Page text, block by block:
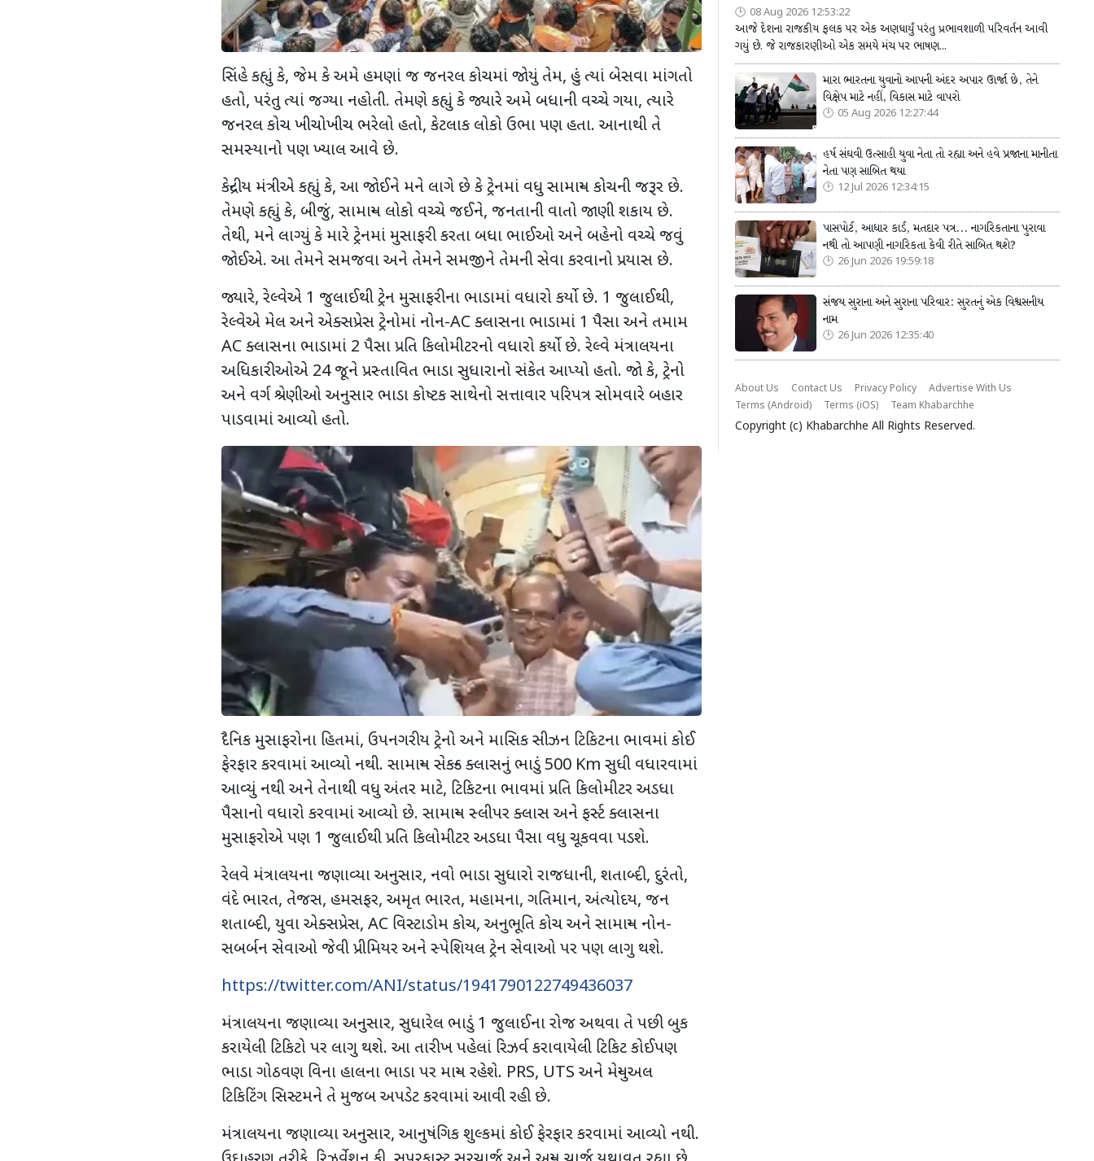
સિંહે કહ્યું કે, જેમ કે અમે હમણાં જ જનરલ કોચમાં જોયું તેમ, હું ત્યાં બેસવા માંગતો
હતો, પરંતુ ત્યાં જગ્યા નહોતી. તેમણે કહ્યું કે જ્યારે અમે બધાની વચ્ચે ગયા, ત્યારે
જનરલ કોચ ખીચોખીચ ભરેલો હતો, કેટલાક લોકો ઉભા પણ હતા. આનાથી તે
સમસ્યાનો પણ ખ્યાલ આવે છે.
કેન્દ્રીય મંત્રીએ કહ્યું કે, આ જોઈને મને લાગે છે કે ટ્રેનમાં વધુ સામાન્ય કોચની જરૂર છે.
તેમણે કહ્યું કે, બીજું, સામાન્ય લોકો વચ્ચે જઈને, જનતાની વાતો જાણી શકાય છે.
તેથી, મને લાગ્યું કે મારે ટ્રેનમાં મુસાફરી કરતા બધા ભાઈઓ અને બહેનો વચ્ચે જવું
જોઈએ. આ તેમને સમજવા અને તેમને સમજીને તેમની સેવા કરવાનો પ્રયાસ છે.
જ્યારે, રેલ્વેએ 1 જુલાઈથી ટ્રેન મુસાફરીના ભાડામાં વધારો કર્યો છે. 1 જુલાઈથી,
રેલ્વેએ મેલ અને એક્સપ્રેસ ટ્રેનોમાં નોન-ACક્લાસના ભાડામાં 1 પૈસા અને તમામ
ACક્લાસના ભાડામાં 2 પૈસા પ્રતિ કિલોમીટરનો વધારો કર્યો છે. રેલ્વે મંત્રાલયના
અધિકારીઓએ 24જૂને પ્રસ્તાવિત ભાડા સુધારાનો સંકેત આપ્યો હતો. જો કે, ટ્રેનો
અને વર્ગ શ્રેણીઓ અનુસાર ભાડા કોષ્ટક સાથેનો સત્તાવાર પરિપત્ર સોમવારે બહાર
પાડવામાં આવ્યો હતો.
દૈનિક મુસાફરોના હિતમાં, ઉપનગરીય ટ્રેનો અને માસિક સીઝન ટિકિટના ભાવમાં કોઈ
ફેરફાર કરવામાં આવ્યો નથી. સામાન્ય સેકન્ડ ક્લાસનું ભાડું500 Km સુધી વધારવામાં
આવ્યું નથી અને તેનાથી વધુ અંતર માટે, ટિકિટના ભાવમાં પ્રતિ કિલોમીટર અડધા
પૈસાનો વધારો કરવામાં આવ્યો છે. સામાન્ય સ્લીપર ક્લાસ અને ફર્સ્ટ ક્લાસના
મુસાફરોએ પણ 1 જુલાઈથી પ્રતિ કિલોમીટર અડધા પૈસા વધુ ચૂકવવા પડશે.
રેલવે મંત્રાલયના જણાવ્યા અનુસાર, નવો ભાડા સુધારો રાજધાની, શતાબ્દી, દુરંતો,
વંદે ભારત, તેજસ, હમસફર, અમૃત ભારત, મહામના, ગતિમાન, અંત્યોદય, જન
શતાબ્દી, યુવા એક્સપ્રેસ, AC વિસ્ટાડોમ કોચ, અનુભૂતિ કોચ અને સામાન્ય નોન-
સબર્બન સેવાઓ જેવી પ્રીમિયર અને સ્પેશિયલ ટ્રેન સેવાઓ પર પણ લાગુ થશે.
https://twitter.com/ANI/status/1941790122749436037
મંત્રાલયના જણાવ્યા અનુસાર, સુધારેલ ભાડું1 જુલાઈના રોજ અથવા તે પછી બુક
કરાયેલી ટિકિટો પર લાગુ થશે. આ તારીખ પહેલાં રિઝર્વ કરાવાયેલી ટિકિટ કોઈપણ
ભાડા ગોઠવણ વિના હાલના ભાડા પર માન્ય રહેશે. PRS, UTS અને મેન્યુઅલ
ટિકિટિંગ સિસ્ટમને તે મુજબ અપડેટ કરવામાં આવી રહી છે.
મંત્રાલયના જણાવ્યા અનુસાર, આનુષંગિક શુલ્કમાં કોઈ ફેરફાર કરવામાં આવ્યો નથી.
08 Aug 2026 12:53:22
આજે દેશના રાજકીય ફલક પર એક અણધાર્યું પરંતુ પ્રભાવશાળી પરિવર્તન આવી
ગયું છે. જે રાજકારણીઓ એક સમયે મંચ પર ભાષણ...
મારા ભારતના યુવાનો આપની અંદર અપાર ઊર્જા છે, તેને
વિક્ષેપ માટે નહીં, વિકાસ માટે વાપરો
05 Aug 2026 12:27:44
હર્ષ સંઘવી ઉત્સાહી યુવા નેતા તો રહ્યા અને હવે પ્રજાના માનીતા
નેતા પણ સાબિત થયા
12 Jul 2026 12:34:15
પાસપોર્ટ, આધાર કાર્ડ, મતદાર પત્ર... નાગરિકતાના પુરાવા
નથી તો આપણી નાગરિકતા કેવી રીતે સાબિત થશે?
26 Jun 2026 19:59:18
સંજય સુરાના અને સુરાના પરિવાર: સુરતનું એક વિશ્વસનીય
નામ
26 Jun 2026 12:35:40
About Us Contact Us Privacy Policy
Advertise With Us
Terms (Android)
Terms (iOS) Team Khabarchhe
Copyright (c) Khabarchhe All Rights Reserved.